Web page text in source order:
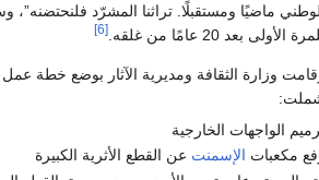
ماضيًا ومستقبلًا. تراثنا المشرّد فلنحتضنه”،
الأولى بعد 20 عامًا من غلقه.
[6]
الواجهات الخارجية
مكعبات الإسمنت عن القطع الأثرية الكبيرة